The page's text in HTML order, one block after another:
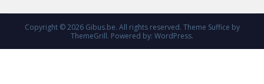
Copyright © 2026 Gibus.be. All rights reserved. Theme Suffice by
ThemeGrill. Powered by: WordPress.